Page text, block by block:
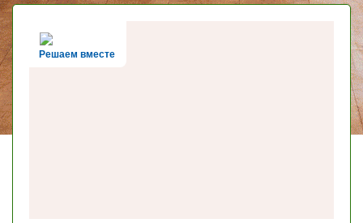
Решаем вместе